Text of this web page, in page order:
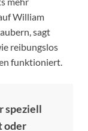
William
sagt
reibungslos
funktioniert.
speziell
oder